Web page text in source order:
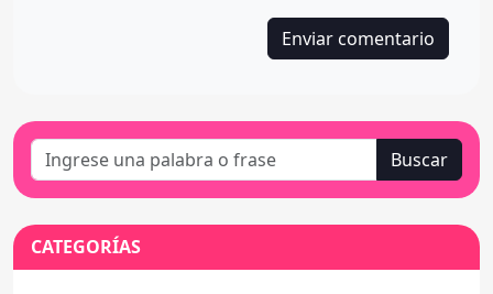
Buscar
CATEGORÍAS